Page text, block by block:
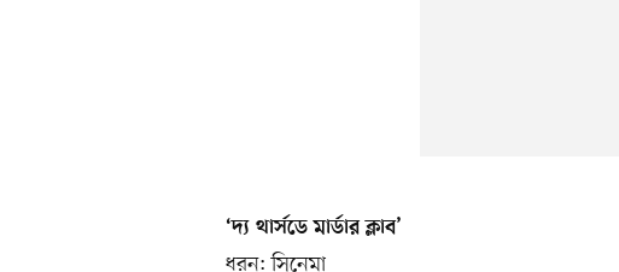
‘দ্য থার্সডে মার্ডার ক্লাব’
ধরন: সিনেমা